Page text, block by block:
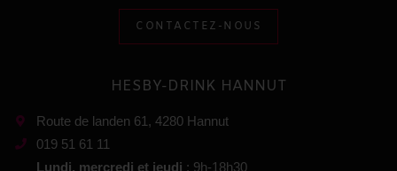
CONTACTEZ-NOUS
HESBY-DRINK HANNUT
Route de landen 61, 4280 Hannut
019 51 61 11
Lundi, mercredi et jeudi : 9h-18h30